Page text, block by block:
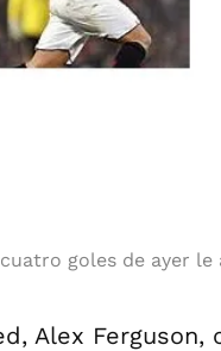
goles de ayer
Alex Ferguson,